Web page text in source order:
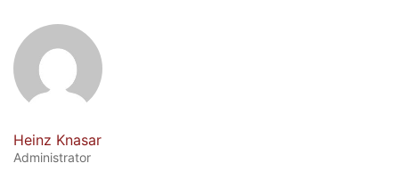
Heinz Knasar
Administrator
Georgigasse 85
8020 Graz
Telephone +43 50 248 021
Fax – NO longer in use
Educational Partners
Erasmus+